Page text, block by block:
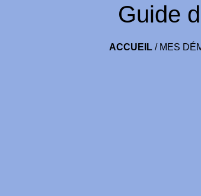
Guide
ACCUEIL/ MES